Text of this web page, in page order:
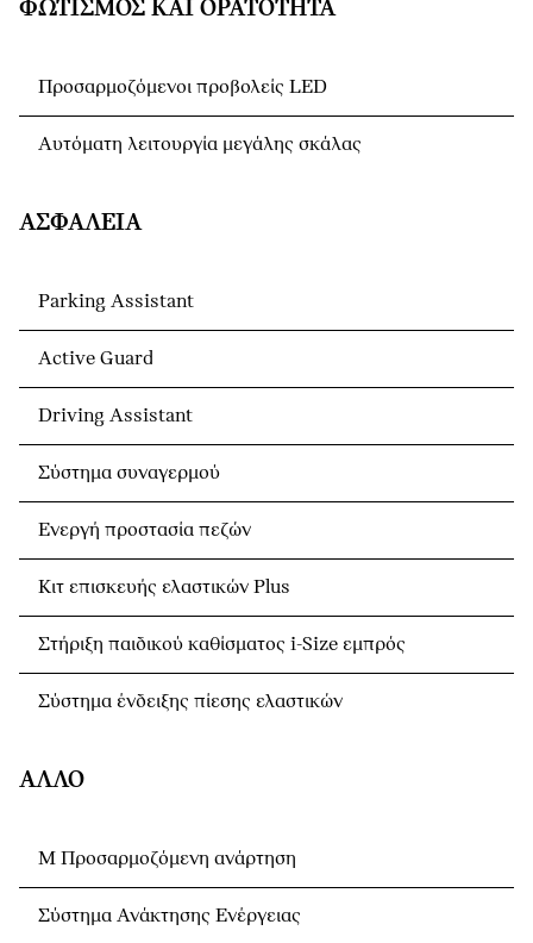
ΦΩΤΙΣΜΌΣ ΚΑΙ ΟΡΑΤΌΤΗΤΑ
Προσαρμοζόμενοι προβολείς LED
Αυτόματη λειτουργία μεγάλης σκάλας
ΑΣΦΆΛΕΙΑ
Parking Assistant
Active Guard
Driving Assistant
Σύστημα συναγερμού
Ενεργή προστασία πεζών
Κιτ επισκευής ελαστικών Plus
Στήριξη παιδικού καθίσματος i-Size εμπρός
Σύστημα ένδειξης πίεσης ελαστικών
ΆΛΛΟ
Μ Προσαρμοζόμενη ανάρτηση
Σύστημα Ανάκτησης Ενέργειας